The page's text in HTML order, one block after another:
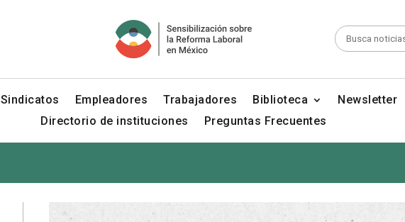
Sindicatos Empleadores Trabajadores Biblioteca Newsletter
Directorio de instituciones
Preguntas Frecuentes